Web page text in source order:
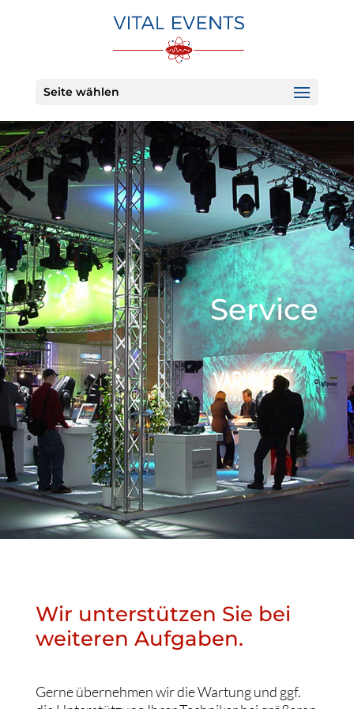
Seite wählen
Service
Wir unterstützen Sie bei
weiteren Aufgaben.
Gerne übernehmen wir die Wartung und ggf.